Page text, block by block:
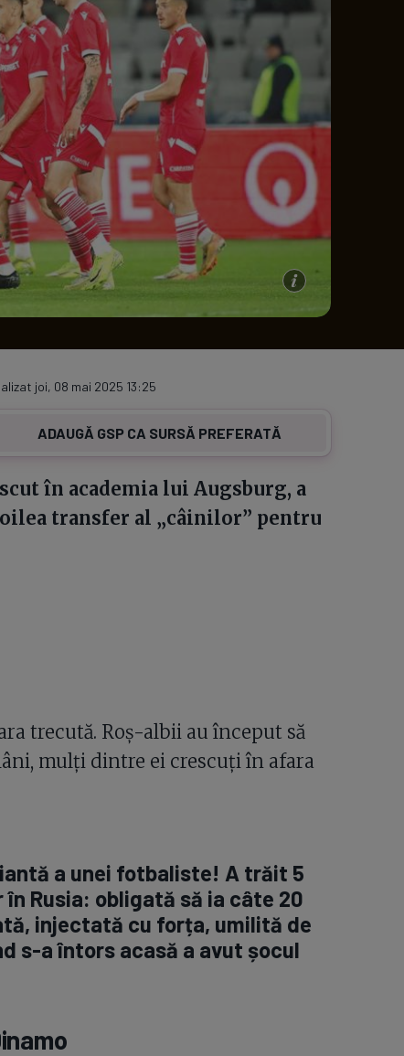
Meciuri Clasament
joi, 08 mai 2025 13:25
ADAUGĂ GSP CA SURSĂ PREFERATĂ
în academia lui Augsburg, a
transfer al „câinilor” pentru
trecută. Roș-albii au început să
mulți dintre ei crescuți în afara
a unei fotbaliste! A trăit 5
în Rusia: obligată să ia câte 20
injectată cu forța, umilită de
s-a întors acasă a avut șocul